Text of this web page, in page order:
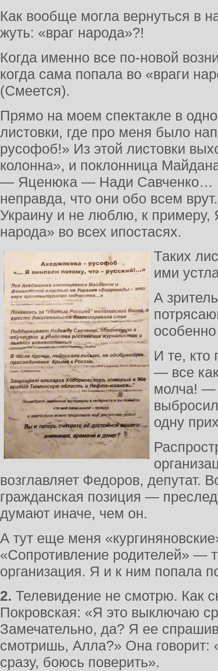
Как вообще могла вернуться в
жуть: «враг народа»?!
Когда именно все по-новой
когда сама попала во «враги
(Смеется).
Прямо на моем спектакле в
листовки, где про меня было
русофоб!» Из этой листовки
колонна», и поклонница
— Яценюка — Нади Савченко…
неправда, что они обо всем
Украину и не люблю, к примеру,
народа» во всех ипостасях.
Таких
ими
А
И те, кто
— все
молча! —
одну
возглавляет Федоров, депутат.
гражданская позиция —
думают иначе, чем он.
А тут еще меня
«Сопротивление родителей» —
организация. Я и к ним попала
2. Телевидение не смотрю. Как
Покровская: «Я это выключаю
Замечательно, да? Я ее
смотришь, Алла?» Она
сразу, боюсь поверить».